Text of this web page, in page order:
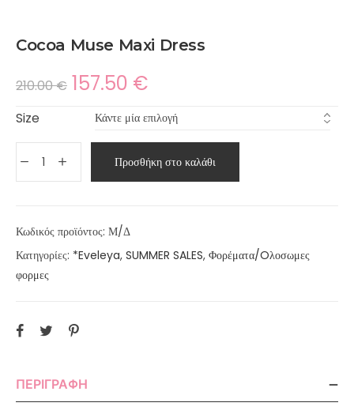
Cocoa Muse Maxi Dress
210.00€ 157.50 €
Size
Προσθήκη στο καλάθι
Κωδικός προϊόντος: Μ/Δ
Κατηγορίες: *Eveleya, SUMMER SALES, Φορέματα/Oλοσωμες
φορμες
ΠΕΡΙΓΡΑΦΉ